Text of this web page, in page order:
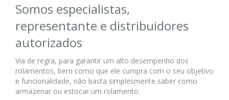
Somos especialistas,
representante e distribuidores
autorizados
Via de regra, para garantir um alto desempenho dos
rolamentos, bem como que ele cumpra com o seu objetivo
e funcionalidade, não basta simplesmente saber como
armazenar ou estocar um rolamento.